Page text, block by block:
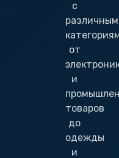
с
от
и
товаров
до
одежды
и